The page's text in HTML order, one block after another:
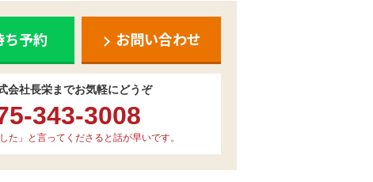
ち予約 お問い合わせ
会社長栄までお気軽にどうぞ
343-3008
た」と言ってくださると話が早いです。